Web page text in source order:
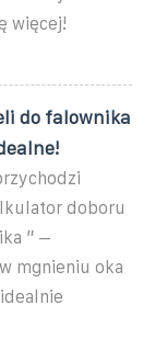
więcej!
do falownika
doboru
” –
mgnieniu oka